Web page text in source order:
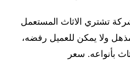
تشتري الاثاث المستعمل
مذهل ولا يمكن للعميل رفضه،
بأنواعه. سعر